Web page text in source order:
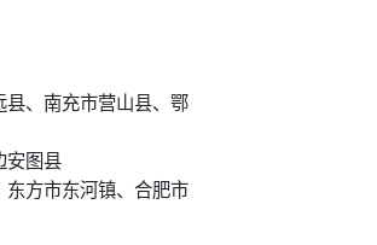
、南充市营山县、鄂
安图县
方市东河镇、合肥市